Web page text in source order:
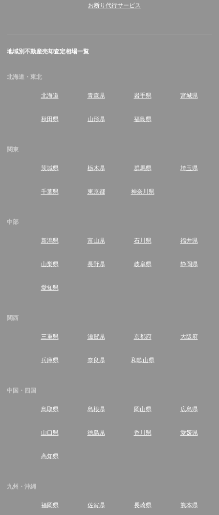
お断り代行サービス
地域別不動産売却査定相場一覧
北海道・東北
北海道 青森県 岩手県 宮城県
秋田県 山形県 福島県
関東
茨城県 栃木県 群馬県 埼玉県
千葉県 東京都 神奈川県
中部
新潟県 富山県 石川県 福井県
山梨県 長野県 岐阜県 静岡県
愛知県
関西
三重県 滋賀県 京都府 大阪府
兵庫県 奈良県 和歌山県
中国・四国
鳥取県 島根県 岡山県 広島県
山口県 徳島県 香川県 愛媛県
高知県
九州・沖縄
福岡県 佐賀県 長崎県 熊本県